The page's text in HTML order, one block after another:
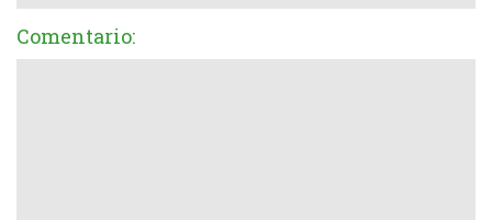
Comentario: